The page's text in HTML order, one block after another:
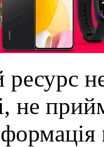
не